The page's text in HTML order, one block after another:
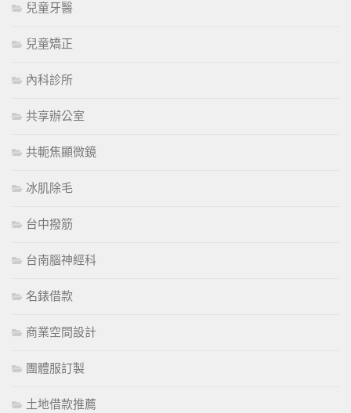
兒童牙醫
兒童矯正
內科診所
共享辦公室
共軛焦顯微鏡
冰肌除毛
台中撥筋
台南腦神經科
名錶借款
商業空間設計
團體服訂製
土地借款推薦